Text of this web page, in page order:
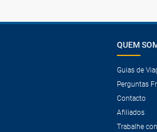
QUEM
Guias de
Perguntas
Contacto
Afiliados
Trabalhe